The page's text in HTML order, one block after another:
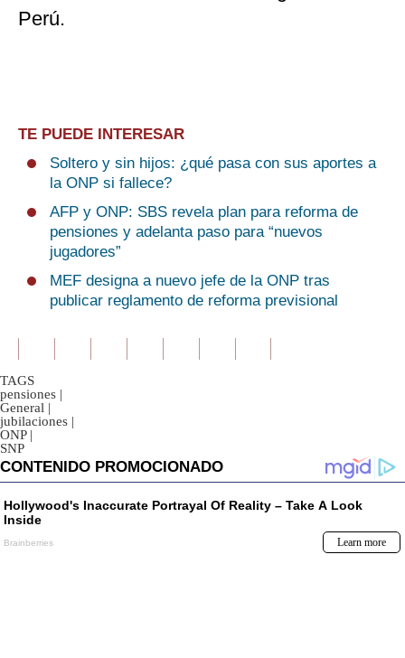
Perú.
TE PUEDE INTERESAR
Soltero y sin hijos: ¿qué pasa con sus aportes a
la ONP si fallece?
AFP y ONP: SBS revela plan para reforma de
pensiones y adelanta paso para “nuevos
jugadores”
MEF designa a nuevo jefe de la ONP tras
publicar reglamento de reforma previsional
TAGS
pensiones |
General |
jubilaciones |
ONP |
SNP